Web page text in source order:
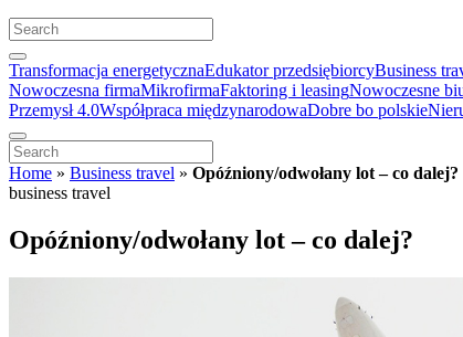
Transformacja energetycznaEdukator przedsiębiorcyBusiness
Nowoczesna firmaMikrofirmaFaktoring i leasingNowoczesne
Przemysł 4.0Współpraca międzynarodowaDobre bo polskie
Home » Business travel » Opóźniony/odwołany lot – co dalej?
business travel
Opóźniony/odwołany lot – co dalej?